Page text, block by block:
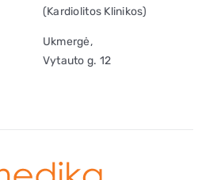
(Kardiolitos Klinikos)
Ukmergė,
Vytauto g. 12